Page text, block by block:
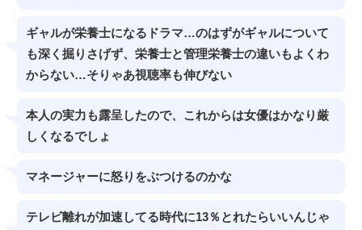
ギャルが栄養士になるドラマ…のはずがギャルについて
も深く掘りさげず、栄養士と管理栄養士の違いもよくわ
からない…そりゃあ視聴率も伸びない
本人の実力も露呈したので、これからは女優はかなり厳
しくなるでしょ
マネージャーに怒りをぶつけるのかな
テレビ離れが加速してる時代に13％とれたらいいんじゃ